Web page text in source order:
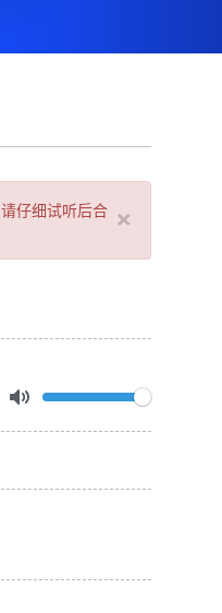
×
仔细试听后合
Mute
Volume